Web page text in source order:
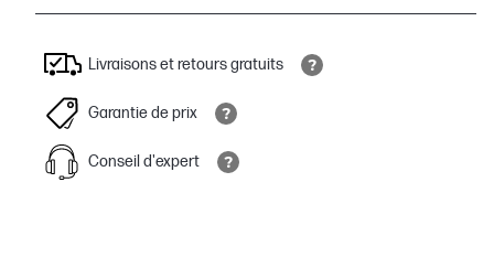
Livraisons et retours gratuits
Garantie de prix
Conseil d'expert